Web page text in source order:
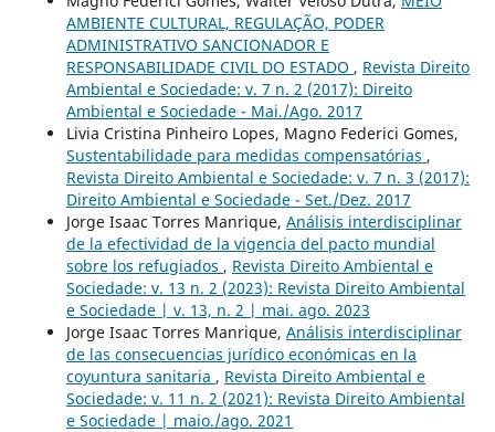
AMBIENTE CULTURAL, REGULAÇÃO, PODER
ADMINISTRATIVO SANCIONADOR E
RESPONSABILIDADE CIVIL DO ESTADO , Revista Direito
Ambiental e Sociedade: v. 7 n. 2 (2017): Direito
Ambiental e Sociedade - Mai./Ago. 2017
Livia Cristina Pinheiro Lopes, Magno Federici Gomes,
Sustentabilidade para medidas compensatórias ,
Revista Direito Ambiental e Sociedade: v. 7 n. 3 (2017):
Direito Ambiental e Sociedade - Set./Dez. 2017
Jorge Isaac Torres Manrique, Análisis interdisciplinar
de la efectividad de la vigencia del pacto mundial
sobre los refugiados , Revista Direito Ambiental e
Sociedade: v. 13 n. 2 (2023): Revista Direito Ambiental
e Sociedade | v. 13, n. 2 | mai. ago. 2023
Jorge Isaac Torres Manrique, Análisis interdisciplinar
de las consecuencias jurídico económicas en la
coyuntura sanitaria , Revista Direito Ambiental e
Sociedade: v. 11 n. 2 (2021): Revista Direito Ambiental
e Sociedade | maio./ago. 2021